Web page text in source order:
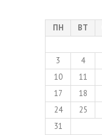
ПН ВТ
3
4
10
11
17
18
24
25
31